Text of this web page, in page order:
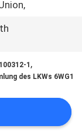
1 ,
des LKWs 6WG1